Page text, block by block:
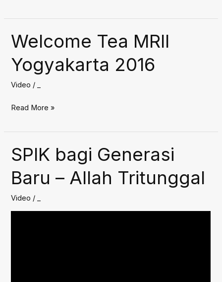
Gabungan
KKR
Natal
Yogyakarta
Welcome Tea MRII
Yogyakarta 2016
Video /
Welcome
MRII
Yogyakarta
2016
Read More »
SPIK bagi Generasi
Baru – Allah Tritunggal
Video /